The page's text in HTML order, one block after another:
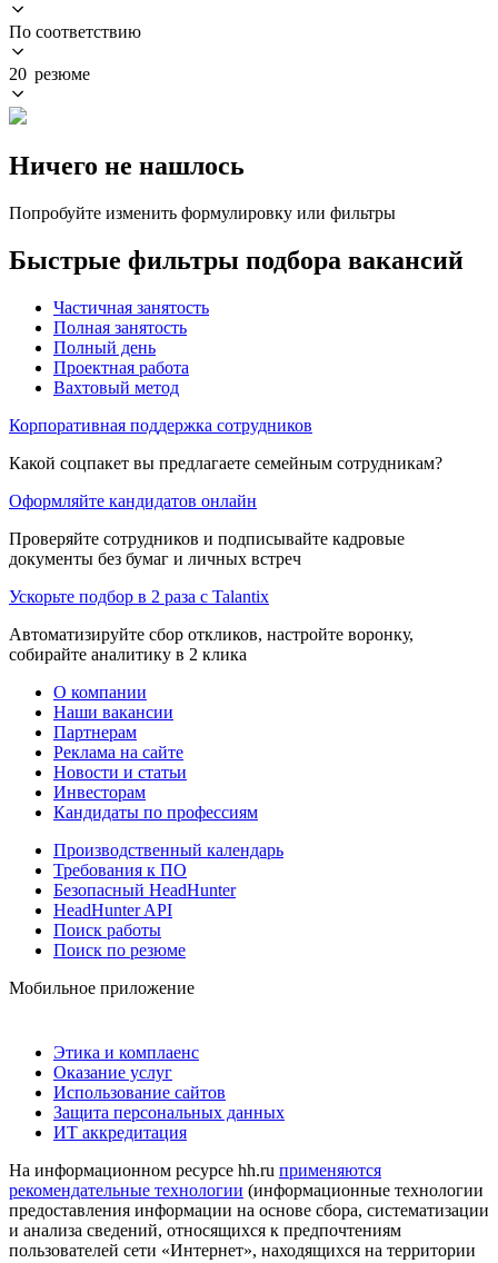
По соответствию
20 резюме
Ничего не нашлось
Попробуйте изменить формулировку или фильтры
Быстрые фильтры подбора вакансий
Частичная занятость
Полная занятость
Полный день
Проектная работа
Вахтовый метод
Корпоративная поддержка сотрудников
Какой соцпакет вы предлагаете семейным сотрудникам?
Оформляйте кандидатов онлайн
Проверяйте сотрудников и подписывайте кадровые
документы без бумаг и личных встреч
Ускорьте подбор в 2 раза с Talantix
Автоматизируйте сбор откликов, настройте воронку,
собирайте аналитику в 2 клика
О компании
Наши вакансии
Партнерам
Реклама на сайте
Новости и статьи
Инвесторам
Кандидаты по профессиям
Производственный календарь
Требования к ПО
Безопасный HeadHunter
HeadHunter API
Поиск работы
Поиск по резюме
Мобильное приложение
Этика и комплаенс
Оказание услуг
Использование сайтов
Защита персональных данных
ИТ аккредитация
На информационном ресурсе hh.ru применяются
рекомендательные технологии (информационные технологии
предоставления информации на основе сбора, систематизации
и анализа сведений, относящихся к предпочтениям
пользователей сети «Интернет», находящихся на территории